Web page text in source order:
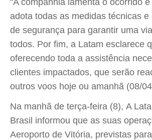
adota todas as medidas técnicas e
de segurança para garantir uma
todos. Por fim, a Latam esclarece
oferecendo toda a assistência
clientes impactados, que serão
outros voos hoje ou amanhã (08/
Na manhã de terça-feira (8), A
Brasil informou que as suas
Aeroporto de Vitória, previstas